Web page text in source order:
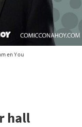
en You
hall